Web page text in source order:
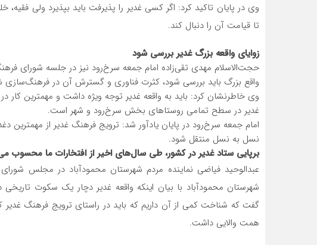
وی در پایان تاکید کرد: اگر کسی غدیر را پذیرفت باید بپذیرد ولی فقیه،
تا قیامت آن را دنبال کند‌.
زوایای واقعه بزرگ غدیر بررسی شود
حجت‌الاسلام مهدی تقی‌زاده امام جمعه سرخ‌رود نیز در جلسه شورای
واقع بزرگ باید بررسی شود، کثرت فناوری و گسترش آن در فرهنگ‌سازی
وی خاطرنشان کرد: باید به واقعه غدیر توجه ویژه داشت و مهمترین کار
غدیر در سطح تمامی روستاهای بخش سرخ‌رود و شهر است.
امام جمعه سرخ‌رود در پایان یادآور شد: ترویج فرهنگ غدیر از مهمترین
نسل به نسل منتقل شود.
برپایی ستاد غدیر در کشور، طی سال‌های اخیر از افتخارات ما محسوب
عبدالوحید فیاضی نماینده مردم شهرستان محمودآباد در مجلس
شهرستان محمودآباد با بیان اینکه واقعه غدیر دچار یک سکوت تاریخی
گفت که شناخت کمی از آن داریم که باید در راستای ترویج فرهنگ
همت والایی داشت.